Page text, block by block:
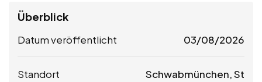
Überblick
Datum veröffentlicht 03/08/2026
Standort Schwabmünchen, St